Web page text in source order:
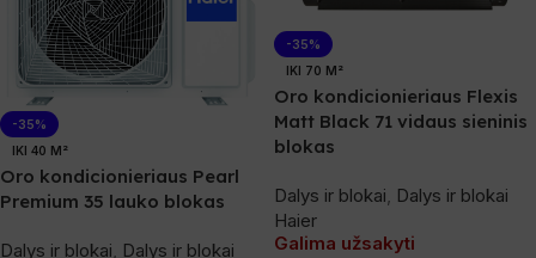
-35%
IKI 40 M²
Oro kondicionieriaus Pearl
Premium 35 lauko blokas
Dalys ir blokai, Dalys ir blokai
-35%
IKI 70 M²
Oro kondicionieriaus Flexis
Matt Black 71 vidaus sieninis
blokas
Dalys ir blokai, Dalys ir blokai
Haier
Galima užsakyti